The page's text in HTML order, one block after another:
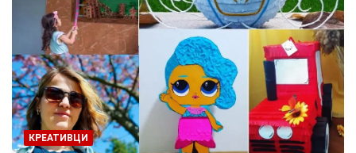
КРЕАТИВЦИ